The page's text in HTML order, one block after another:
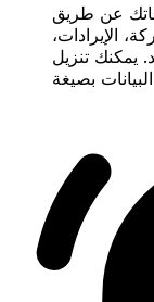
عن طريق
الإيرادات،
يمكنك تنزيل